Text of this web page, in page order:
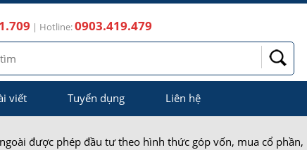
| Hotline:0903.419.479
viết Tuyển dụng Liên hệ
được phép đầu tư theo hình thức góp vốn, mua cổ phần,